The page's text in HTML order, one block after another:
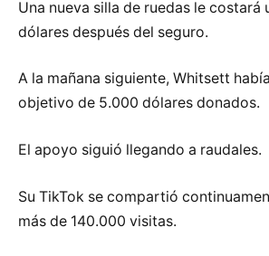
Una nueva silla de ruedas le costará
dólares después del seguro.
A la mañana siguiente, Whitsett
objetivo de 5.000 dólares donados.
El apoyo siguió llegando a raudales.
Su TikTok se compartió
más de 140.000 visitas.